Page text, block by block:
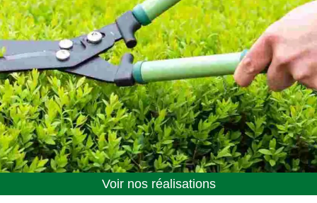
Voir nos réalisations